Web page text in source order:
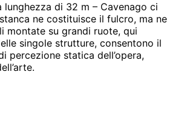
di 32 m – Cavenago ci
ne costituisce il fulcro, ma ne
montate su grandi ruote, qui
singole strutture, consentono il
percezione statica dell’opera,